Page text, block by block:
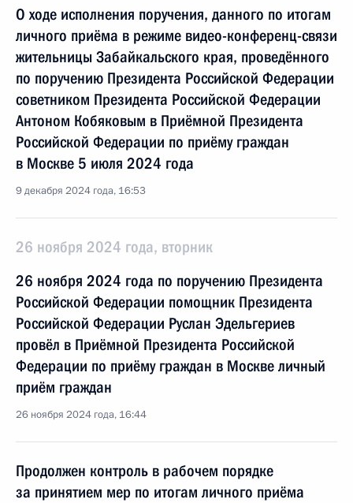
О ходе исполнения поручения, данного по итогам
личного приёма в режиме видео-конференц-связи
жительницы Забайкальского края, проведённого
по поручению Президента Российской Федерации
советником Президента Российской Федерации
Антоном Кобяковым в Приёмной Президента
Российской Федерации по приёму граждан
в Москве 5 июля 2024 года
9 декабря 2024 года, 16:53
26 ноября 2024 года, вторник
26 ноября 2024 года по поручению Президента
Российской Федерации помощник Президента
Российской Федерации Руслан Эдельгериев
провёл в Приёмной Президента Российской
Федерации по приёму граждан в Москве личный
приём граждан
26 ноября 2024 года, 16:44
Продолжен контроль в рабочем порядке
за принятием мер по итогам личного приёма